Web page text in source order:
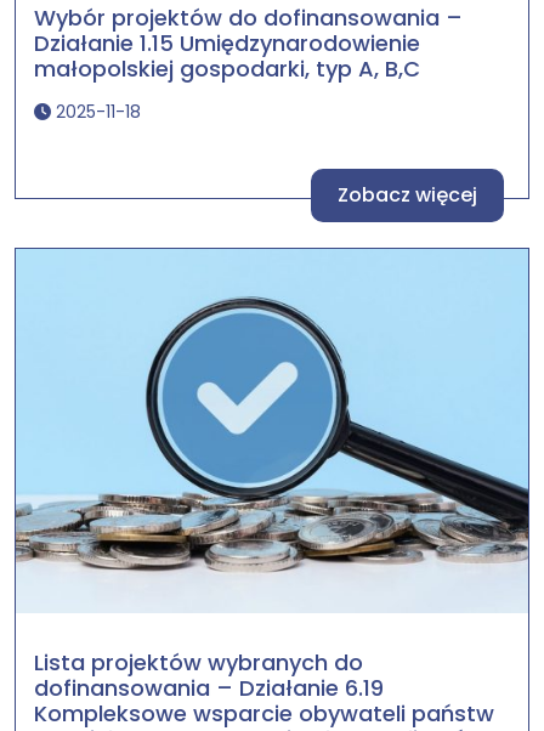
Wybór projektów do dofinansowania –
Działanie 1.15 Umiędzynarodowienie
małopolskiej gospodarki, typ A, B,C
2025-11-18
Zobacz więcej
Lista projektów wybranych do
dofinansowania – Działanie 6.19
Kompleksowe wsparcie obywateli państw